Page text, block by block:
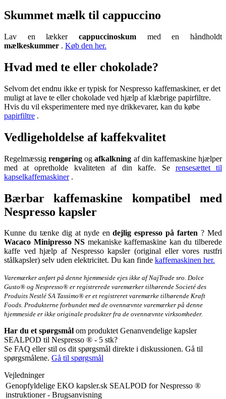
Skummet mælk til cappuccino
Lav en lækker cappuccinoskum med en håndholdt
mælkeskummer . Køb den her.
Hvad med te eller chokolade?
Selvom det endnu ikke er typisk for Nespresso kaffemaskiner, er det
muligt at lave te eller chokolade ved hjælp af klæbrige papirfiltre.
Hvis du vil eksperimentere med nye drikkevarer, kan du købe
papirfiltre .
Vedligeholdelse af kaffekvalitet
Regelmæssigrengøring ogafkalkning af din kaffemaskine hjælper
med at opretholde kvaliteten af din kaffe. Se rensesættet til
kapselkaffemaskiner.
Bærbar kaffemaskine kompatibel med
Nespresso kapsler
Kunne du tænke dig at nyde endejlig espresso på farten ? Med
Wacaco Minipresso NS mekaniske kaffemaskine kan du tilberede
kaffe ved hjælp af Nespresso kapsler (original eller vores rustfri
stålkapsler) selv uden elektricitet. Du kan finde kaffemaskinen her.
Varemærker anført på denne hjemmeside ejes ikke af NajTrade sro. Dolce
Gusto® og Nespresso® er registrerede varemærker tilhørende Societé des
Produits Nestlé SA Tassimo® er et registreret varemærke tilhørende Kraft
Foods. Produkterne forbundet med de ovennævnte varemærker på denne
hjemmeside er ikke originale produkter fra de ovennævnte virksomheder.
Har du et spørgsmål om produktet Genanvendelige kapsler
SEALPOD til Nespresso ® - 5 stk?
Se FAQ eller stil os dit spørgsmål direkte i diskussionen. Gå til
spørgsmålene. Gå til spørgsmål
Vejledninger
Genopfyldelige EKO kapsler.sk SEALPOD for Nespresso ®
instruktioner - Brugsanvisning